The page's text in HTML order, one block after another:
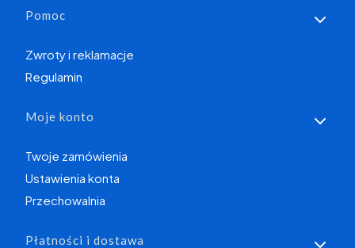
Linki w stopce
Pomoc
Zwroty i reklamacje
Regulamin
Moje konto
Twoje zamówienia
Ustawienia konta
Przechowalnia
Płatności i dostawa